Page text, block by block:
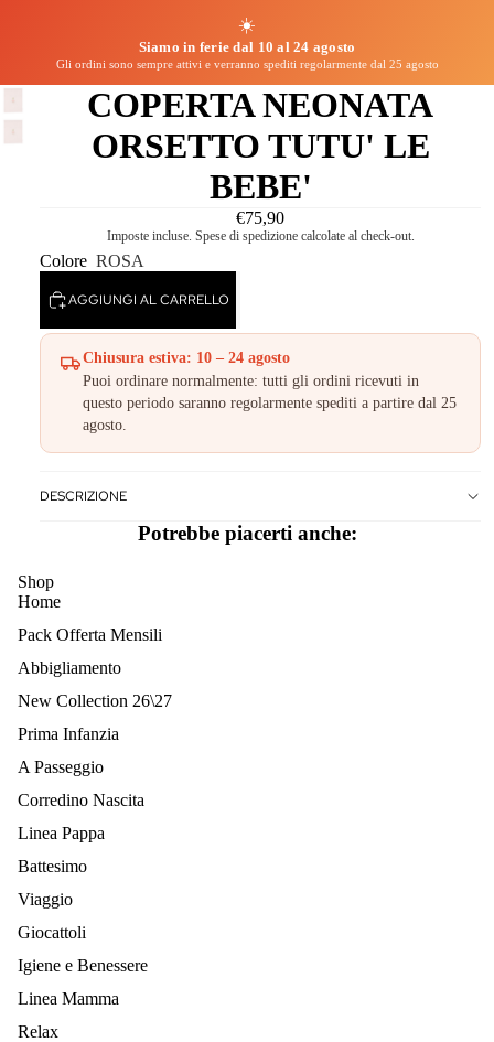
☀️
Siamo in ferie dal 10 al 24 agosto
Gli ordini sono sempre attivi e verranno spediti regolarmente dal 25 agosto
COPERTA NEONATA
ORSETTO TUTU' LE
BEBE'
€75,90
Imposte incluse. Spese di spedizione calcolate al check-out.
Colore ROSA
AGGIUNGI AL CARRELLO
Chiusura estiva: 10 – 24 agosto
Puoi ordinare normalmente: tutti gli ordini ricevuti in
questo periodo saranno regolarmente spediti a partire dal 25
agosto.
DESCRIZIONE
Potrebbe piacerti anche:
Shop
Home
Pack Offerta Mensili
Abbigliamento
New Collection 26\27
Prima Infanzia
A Passeggio
Corredino Nascita
Linea Pappa
Battesimo
Viaggio
Giocattoli
Igiene e Benessere
Linea Mamma
Relax